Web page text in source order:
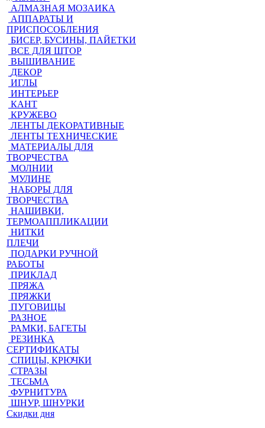
АЛМАЗНАЯ МОЗАИКА
АППАРАТЫ И
ПРИСПОСОБЛЕНИЯ
БИСЕР, БУСИНЫ, ПАЙЕТКИ
ВСЕ ДЛЯ ШТОР
ВЫШИВАНИЕ
ДЕКОР
ИГЛЫ
ИНТЕРЬЕР
КАНТ
КРУЖЕВО
ЛЕНТЫ ДЕКОРАТИВНЫЕ
ЛЕНТЫ ТЕХНИЧЕСКИЕ
МАТЕРИАЛЫ ДЛЯ
ТВОРЧЕСТВА
МОЛНИИ
МУЛИНЕ
НАБОРЫ ДЛЯ
ТВОРЧЕСТВА
НАШИВКИ,
ТЕРМОАППЛИКАЦИИ
НИТКИ
ПЛЕЧИ
ПОДАРКИ РУЧНОЙ
РАБОТЫ
ПРИКЛАД
ПРЯЖА
ПРЯЖКИ
ПУГОВИЦЫ
РАЗНОЕ
РАМКИ, БАГЕТЫ
РЕЗИНКА
СЕРТИФИКАТЫ
СПИЦЫ, КРЮЧКИ
СТРАЗЫ
ТЕСЬМА
ФУРНИТУРА
ШНУР, ШНУРКИ
Скидки дня